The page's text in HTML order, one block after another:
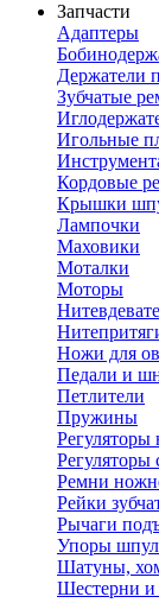
Запчасти
Адаптеры
Держатели
Зубчатые
Игольные
Кордовые
Крышки
Лампочки
Маховики
Моталки
Моторы
Ножи для
Педали и
Петлители
Пружины
Регуляторы
Регуляторы
Ремни
Рейки
Рычаги
Упоры
Шатуны,
Шестерни и